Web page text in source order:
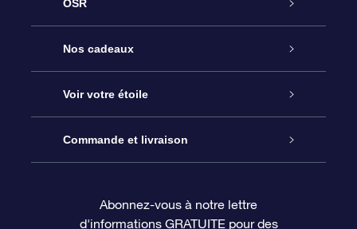
OSR
Service
À propos de l’OSR
Nous contacter
Nos cadeaux
Cadeau d’étoile en ligne
Coffret cadeau OSR
Voir votre étoile
Registre des étoiles
Commande et livraison
Abonnez-vous à notre lettre
d'informations GRATUITE pour des